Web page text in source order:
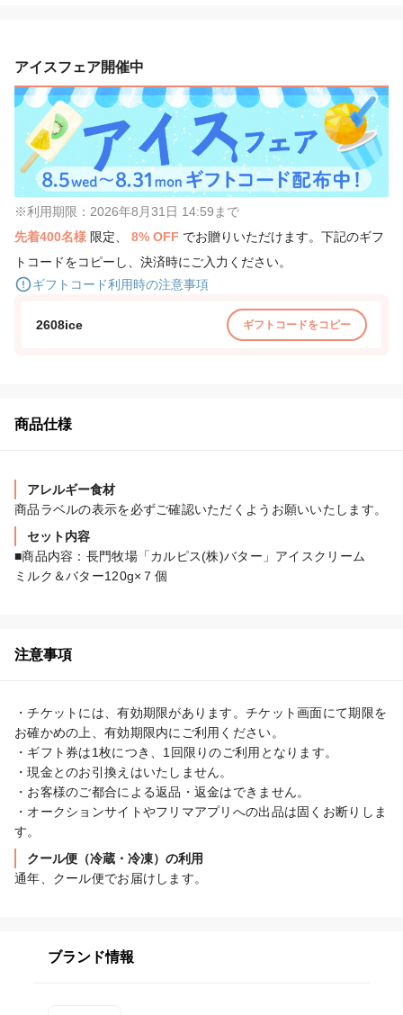
アイスフェア開催中
※利用期限：2026年8月31日 14:59まで
先着400名様 限定、 8% OFF でお贈りいただけます。下記のギフ
トコードをコピーし、決済時にご入力ください。
ギフトコード利用時の注意事項
2608ice ギフトコードをコピー
商品仕様
アレルギー食材
商品ラベルの表示を必ずご確認いただくようお願いいたします。
セット内容
■商品内容：長門牧場「カルピス(株)バター」アイスクリーム
ミルク＆バター120g×７個
注意事項
・チケットには、有効期限があります。チケット画面にて期限を
お確かめの上、有効期限内にご利用ください。
・ギフト券は1枚につき、1回限りのご利用となります。
・現金とのお引換えはいたしません。
・お客様のご都合による返品・返金はできません。
・オークションサイトやフリマアプリへの出品は固くお断りしま
す。
クール便（冷蔵・冷凍）の利用
通年、クール便でお届けします。
ブランド情報